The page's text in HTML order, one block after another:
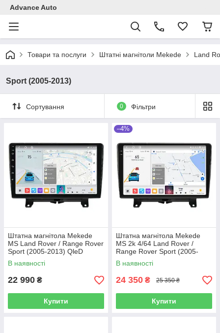
Advance Auto
Товари та послуги Штатні магнітоли Mekede Land
Sport (2005-2013)
Сортування 0 Фільтри
Штатна магнітола Mekede
MS Land Rover / Range Rover
Sport (2005-2013) QleD
В наявності
22 990 ₴
Купити
–4%
Штатна магнітола Mekede
MS 2k 4/64 Land Rover /
Range Rover Sport (2005-
2013) CarPlay QleD
В наявності
24 350 ₴ 25 350 ₴
Купити